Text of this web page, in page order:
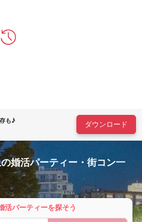
も♪
ダウンロード
婚活パーティー・街コン一
活パーティーを探そう